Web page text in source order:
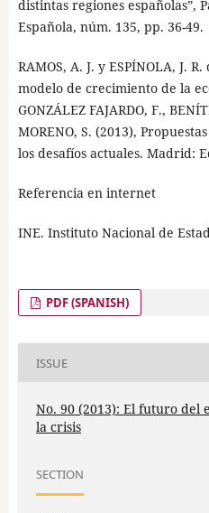
distintas regiones españolas”,
Española, núm. 135, pp. 36-49.
RAMOS, A. J. y ESPÍNOLA, J.
modelo de crecimiento de la
GONZÁLEZ FAJARDO, F.,
MORENO, S. (2013),
los desafíos actuales. Madrid:
Referencia en internet
INE. Instituto Nacional de
PDF (SPANISH)
ISSUE
No. 90 (2013): El futuro del
la crisis
SECTION